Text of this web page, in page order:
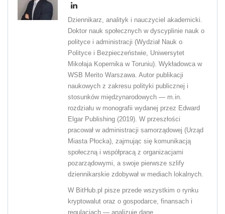
Dziennikarz, analityk i nauczyciel akademicki.
Doktor nauk społecznych w dyscyplinie nauk o
polityce i administracji (Wydział Nauk o
Polityce i Bezpieczeństwie, Uniwersytet
Mikołaja Kopernika w Toruniu). Wykładowca w
WSB Merito Warszawa. Autor publikacji
naukowych z zakresu polityki publicznej i
stosunków międzynarodowych — m.in.
rozdziału w monografii wydanej przez Edward
Elgar Publishing (2019). W przeszłości
pracował w administracji samorządowej (Urząd
Miasta Płocka), zajmując się komunikacją
społeczną i współpracą z organizacjami
pozarządowymi, a swoje pierwsze szlify
dziennikarskie zdobywał w mediach lokalnych.
W BitHub.pl pisze przede wszystkim o rynku
kryptowalut oraz o gospodarce, finansach i
regulacjach — analizuje dane